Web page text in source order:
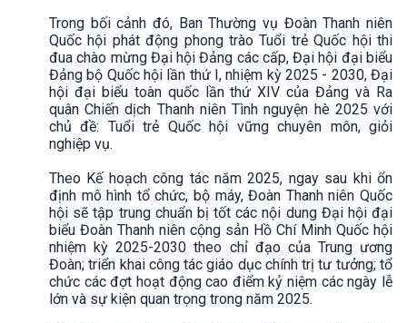
Trong bối cảnh đó, Ban Thường vụ Đoàn Thanh niên
Quốc hội phát động phong trào Tuổi trẻ Quốc hội thi
đua chào mừng Đại hội Đảng các cấp, Đại hội đại biểu
Đảng bộ Quốc hội lần thứ I, nhiệm kỳ 2025 - 2030, Đại
hội đại biểu toàn quốc lần thứ XIV của Đảng và Ra
quân Chiến dịch Thanh niên Tình nguyện hè 2025 với
chủ đề: Tuổi trẻ Quốc hội vững chuyên môn, giỏi
nghiệp vụ.
Theo Kế hoạch công tác năm 2025, ngay sau khi ổn
định mô hình tổ chức, bộ máy, Đoàn Thanh niên Quốc
hội sẽ tập trung chuẩn bị tốt các nội dung Đại hội đại
biểu Đoàn Thanh niên cộng sản Hồ Chí Minh Quốc hội
nhiệm kỳ 2025-2030 theo chỉ đạo của Trung ương
Đoàn; triển khai công tác giáo dục chính trị tư tưởng; tổ
chức các đợt hoạt động cao điểm kỷ niệm các ngày lễ
lớn và sự kiện quan trọng trong năm 2025.